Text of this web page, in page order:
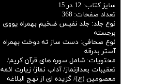
سایز کتاب: 12 در 15
تعداد صفحات:
368
نوع جلد: جلد نفیس ضخیم بهمراه یووی
برجسته
نوع صحافی: دست ساز ته دوخت بهمراه
آستر بدرقه
محتویات: شامل سوره های قرآن کریم/
تعقیبات بعدازنماز/ آداب نماز/ زیارت ائمه
معصومین (ع)/ گزیده ای از نهج البلاغه